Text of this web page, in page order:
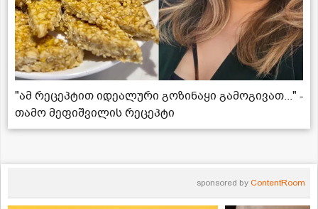
"ამ რეცეპტით იდეალური გოზინაყი გამოგივათ..." -
თამო მეფიშვილის რეცეპტი
sponsored by ContentRoom